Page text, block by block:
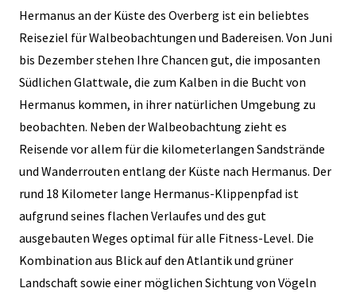
Hermanus an der Küste des Overberg ist ein beliebtes
Reiseziel für Walbeobachtungen und Badereisen. Von Juni
bis Dezember stehen Ihre Chancen gut, die imposanten
Südlichen Glattwale, die zum Kalben in die Bucht von
Hermanus kommen, in ihrer natürlichen Umgebung zu
beobachten. Neben der Walbeobachtung zieht es
Reisende vor allem für die kilometerlangen Sandstrände
und Wanderrouten entlang der Küste nach Hermanus. Der
rund 18 Kilometer lange Hermanus-Klippenpfad ist
aufgrund seines flachen Verlaufes und des gut
ausgebauten Weges optimal für alle Fitness-Level. Die
Kombination aus Blick auf den Atlantik und grüner
Landschaft sowie einer möglichen Sichtung von Vögeln